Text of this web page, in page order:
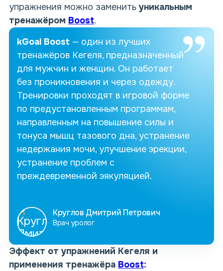
упражнения можно заменитьуникальным
тренажёром Boost.
kGoal Boost — один из лучших
тренажёров Кегеля, предназначенный
для мужчин и женщин. Он работает
без проникновения и через одежду.
Тренировки проходят в игровой форме
по предустановленным программам,
направленным на повышение силы и
тонуса мышц тазового дна, устранение
недержания мочи, улучшение эрекции,
устранение проблем с
преждевременной эякуляцией.
Круглов Дмитрий Петрович
Врач уролог
Эффект от упражнений Кегеля и
применения тренажёра Boost: